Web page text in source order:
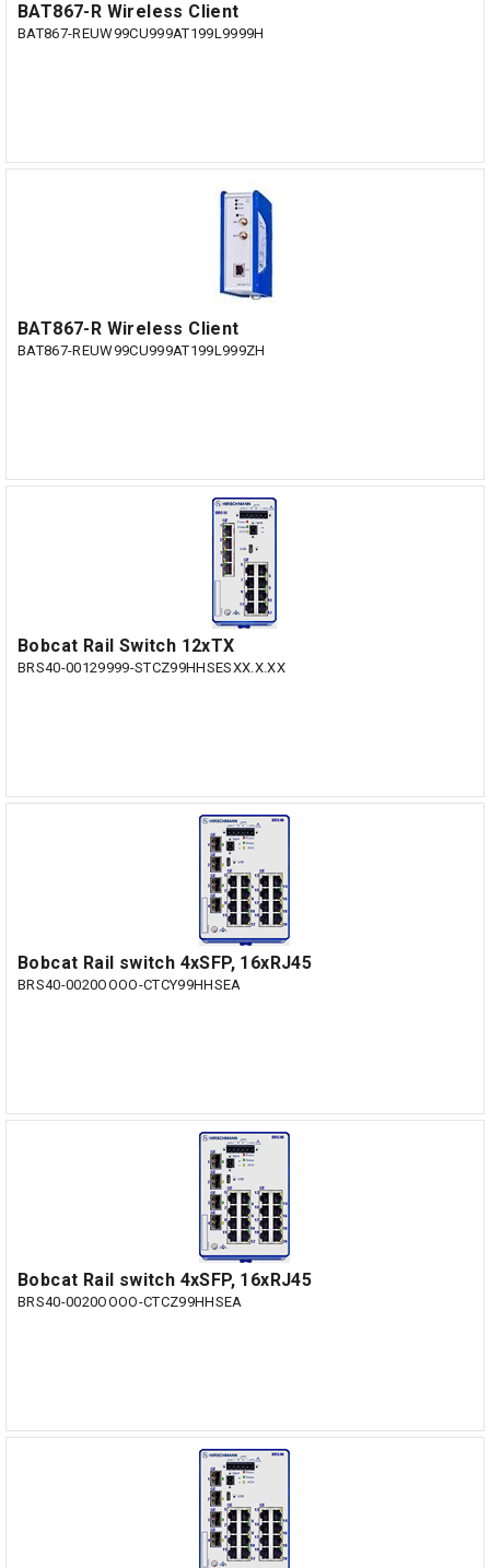
BAT867-R Wireless Client
BAT867-REUW99CU999AT199L9999H
BAT867-R Wireless Client
BAT867-REUW99CU999AT199L999ZH
Bobcat Rail Switch 12xTX
BRS40-00129999-STCZ99HHSESXX.X.XX
Bobcat Rail switch 4xSFP, 16xRJ45
BRS40-0020OOOO-CTCY99HHSEA
Bobcat Rail switch 4xSFP, 16xRJ45
BRS40-0020OOOO-CTCZ99HHSEA